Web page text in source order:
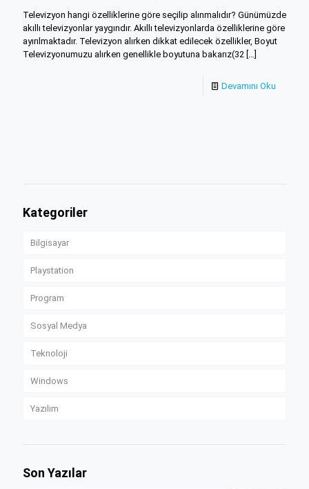
Televizyon hangi özelliklerine göre seçilip alınmalıdır? Günümüzde
akıllı televizyonlar yaygındır. Akıllı televizyonlarda özelliklerine göre
ayırılmaktadır. Televizyon alırken dikkat edilecek özellikler, Boyut
Televizyonumuzu alırken genellikle boyutuna bakarız(32
Devamını Oku
Kategoriler
Bilgisayar
Playstation
Program
Sosyal Medya
Teknoloji
Windows
Yazılım
Son Yazılar